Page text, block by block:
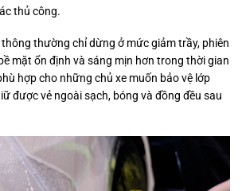
thủ công.
thông thường chỉ dừng ở mức giảm trầy, phiên
mặt ổn định và sáng mịn hơn trong thời gian
hợp cho những chủ xe muốn bảo vệ lớp
được vẻ ngoài sạch, bóng và đồng đều sau